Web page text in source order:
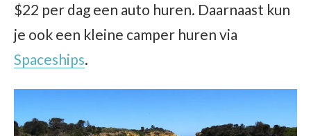
$22 per dag een auto huren. Daarnaast kun
je ook een kleine camper huren via
Spaceships.